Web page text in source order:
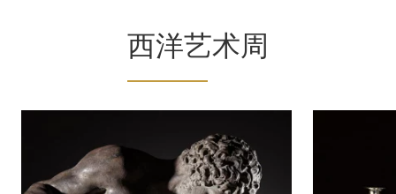
西洋艺术周